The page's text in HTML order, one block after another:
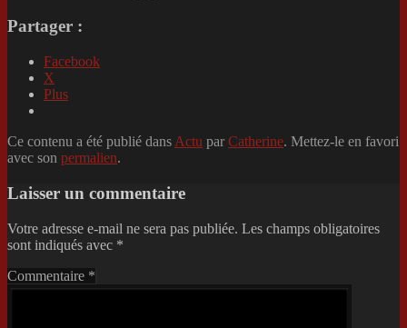
Partager :
Facebook
X
Plus
Ce contenu a été publié dans Actu par Catherine. Mettez-le en favori
avec son permalien.
Laisser un commentaire
Votre adresse e-mail ne sera pas publiée. Les champs obligatoires
sont indiqués avec *
Commentaire *